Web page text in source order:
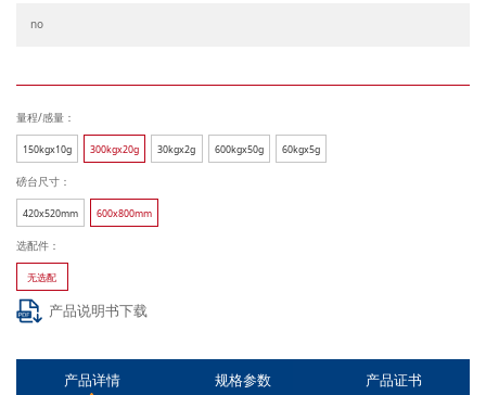
no
量程/感量：
150kgx10g 300kgx20g 30kgx2g 600kgx50g 60kgx5g
磅台尺寸：
420x520mm 600x800mm
选配件：
无选配
产品说明书下载
产品详情 规格参数 产品证书